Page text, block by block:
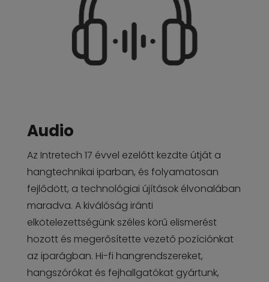
Audio
Az Intretech 17 évvel ezelőtt kezdte útját a
hangtechnikai iparban, és folyamatosan
fejlődött, a technológiai újítások élvonalában
maradva. A kiválóság iránti
elkötelezettségünk széles körű elismerést
hozott és megerősítette vezető pozíciónkat
az iparágban. Hi-fi hangrendszereket,
hangszórókat és fejhallgatókat gyártunk,